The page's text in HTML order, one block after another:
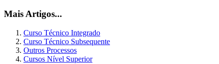
Mais Artigos...
Curso Técnico Integrado
Curso Técnico Subsequente
Outros Processos
Cursos Nível Superior